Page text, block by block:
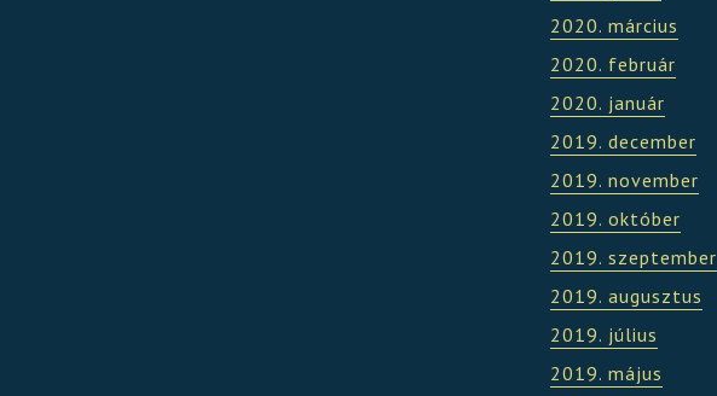
2020. március
2020. február
2020. január
2019. december
2019. november
2019. október
2019. szeptember
2019. augusztus
2019. július
2019. május